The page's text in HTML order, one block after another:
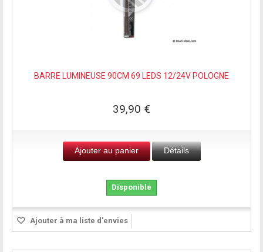
BARRE LUMINEUSE 90CM 69 LEDS 12/24V POLOGNE
39,90 €
Ajouter au panier Détails
Disponible
Ajouter à ma liste d'envies